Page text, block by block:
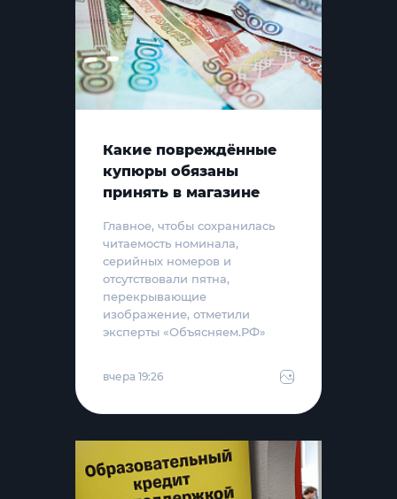
Какие повреждённые
купюры обязаны
принять в магазине
Главное, чтобы сохранилась
читаемость номинала,
серийных номеров и
отсутствовали пятна,
перекрывающие
изображение, отметили
эксперты «Объясняем.РФ»
вчера 19:26